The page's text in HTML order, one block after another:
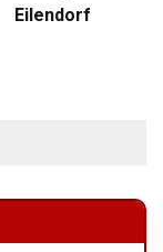
Eilendorf